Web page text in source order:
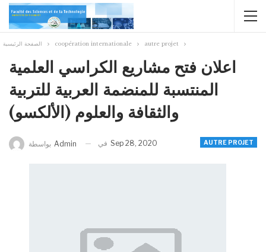
الصفحة الرئيسية coopération internationale autre projet
اعلان فتح مشاريع الكراسي العلمية
المنتسبة للمنضمة العربية للتربية
والثقافة والعلوم (الألكسو)
AUTRE PROJET
Admin Sep 28, 2020